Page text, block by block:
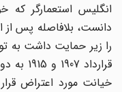
انگلیس استعمارگر که
دانست، بلافاصله پس از
را زیر حمایت داشت به
قرارداد